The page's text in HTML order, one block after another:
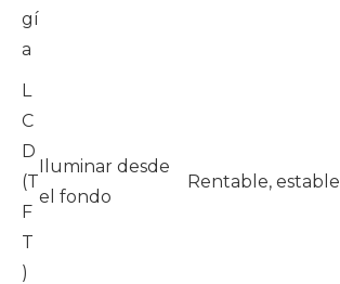
gí
a
L
C
D
(T
F
T
)
Iluminar desde
el fondo
Rentable, estable